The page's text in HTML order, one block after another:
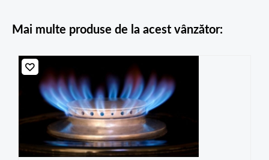
Mai multe produse de la acest vânzător: